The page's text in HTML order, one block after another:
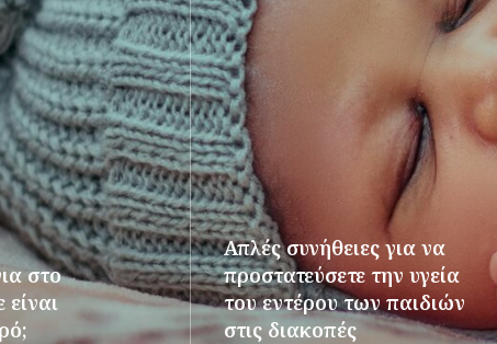
στο
είναι
Απλές συνήθειες για να
προστατεύσετε την υγεία
του εντέρου των παιδιών
στις διακοπές